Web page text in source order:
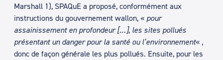
Marshall 1), SPAQuE a proposé, conformément aux
instructions du gouvernement wallon, « pour
assainissement en profondeur […], les sites pollués
présentant un danger pour la santé ou l’environnement« ,
donc de façon générale les plus pollués. Ensuite, pour les